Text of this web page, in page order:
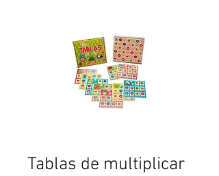
Tablas de multiplicar